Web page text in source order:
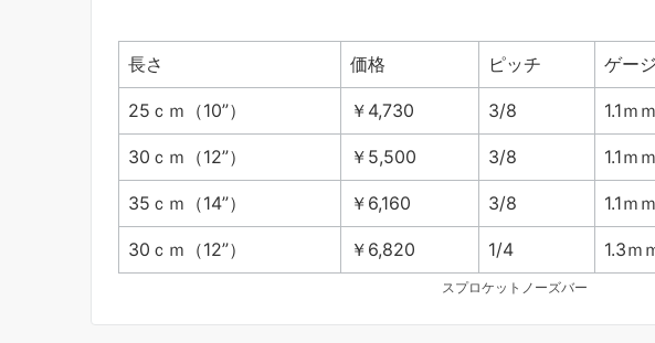
長さ 価格 ピッチ ゲージ
25ｃｍ（10”） ￥4,730 3/8 1.1ｍｍ
30ｃｍ（12”） ￥5,500 3/8 1.1ｍｍ
35ｃｍ（14”） ￥6,160 3/8 1.1ｍｍ
30ｃｍ（12”） ￥6,820 1/4 1.3ｍ
スプロケットノーズバー